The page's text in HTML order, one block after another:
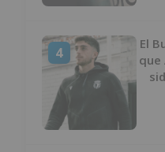
4
El
que